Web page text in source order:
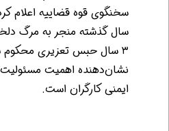
سال گذشته منجر به مرگ
۳ سال حبس تعزیری محکوم
نشان‌دهنده اهمیت مسئولیت
ایمنی کارگران است.